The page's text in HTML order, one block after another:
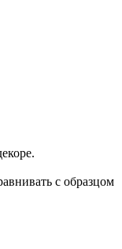
с образцом